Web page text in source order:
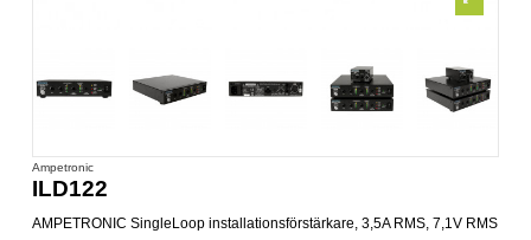
Ampetronic
ILD122
AMPETRONIC SingleLoop installationsförstärkare, 3,5A RMS, 7,1V RMS